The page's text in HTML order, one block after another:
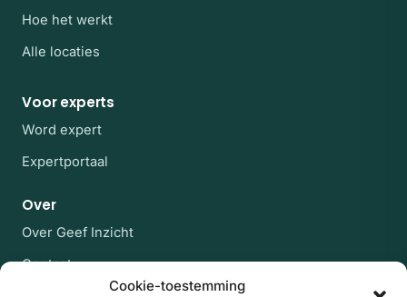
Cookie-toestemming
Hoe het werkt
Alle locaties
Voor experts
Word expert
Expertportaal
Over
Over Geef Inzicht
Contact